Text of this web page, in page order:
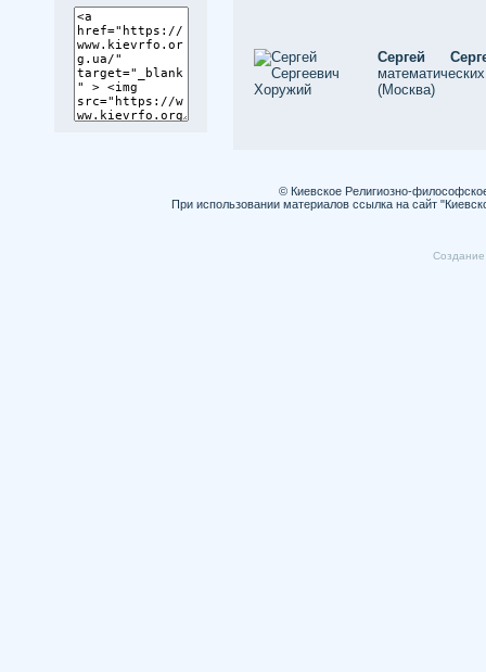
Сергей
(Москва)
© Киевское Религиозно-
При использовании материалов ссылка на сайт